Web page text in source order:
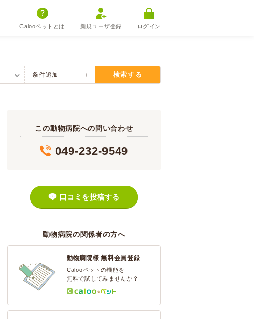
Calooペットとは 新規ユーザ登録 ログイン
条件追加 検索する
この動物病院への問い合わせ
049-232-9549
口コミを投稿する
動物病院の関係者の方へ
動物病院様 無料会員登録
Calooペットの機能を
無料で試してみませんか？